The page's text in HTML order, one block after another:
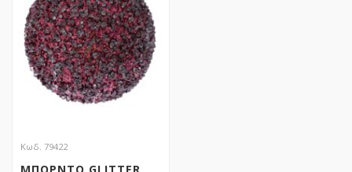
Κωδ. 79422
ΜΠΟΡΝΤΟ GLITTER